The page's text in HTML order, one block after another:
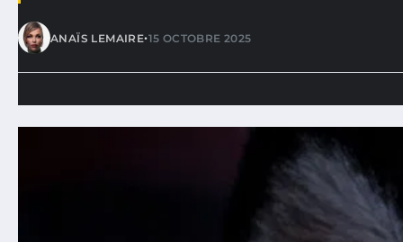
ANAÏS LEMAIRE•15 OCTOBRE 2025